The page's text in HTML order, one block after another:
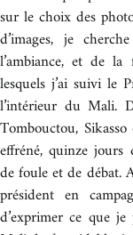
sur le choix des
d’images, je
l’ambiance, et de
lesquels j’ai suivi le
l’intérieur du Mali.
Tombouctou,
effréné, quinze jours
de foule et de débat.
président en
d’exprimer ce que